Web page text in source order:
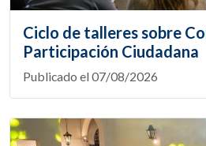
Ciclo de talleres sobre
Participación Ciudadana
Publicado el 07/08/2026